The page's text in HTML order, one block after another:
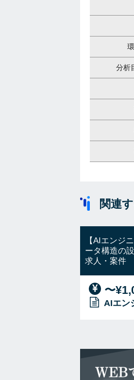
分析
関連
【AIエンジ
ータ構造の
求人・案件
〜
AIエン